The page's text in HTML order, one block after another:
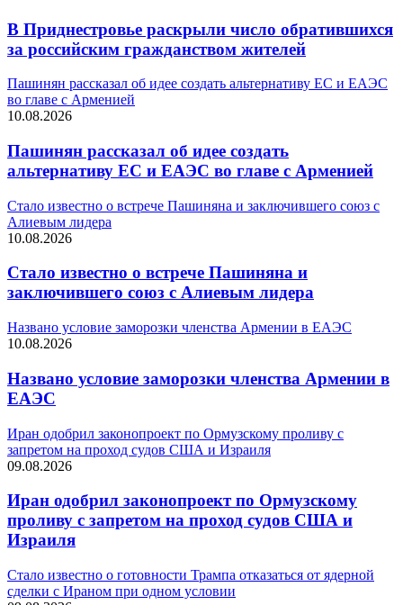
В Приднестровье раскрыли число обратившихся
за российским гражданством жителей
Пашинян рассказал об идее создать альтернативу ЕС и ЕАЭС
во главе с Арменией
10.08.2026
Пашинян рассказал об идее создать
альтернативу ЕС и ЕАЭС во главе с Арменией
Стало известно о встрече Пашиняна и заключившего союз с
Алиевым лидера
10.08.2026
Стало известно о встрече Пашиняна и
заключившего союз с Алиевым лидера
Названо условие заморозки членства Армении в ЕАЭС
10.08.2026
Названо условие заморозки членства Армении в
ЕАЭС
Иран одобрил законопроект по Ормузскому проливу с
запретом на проход судов США и Израиля
09.08.2026
Иран одобрил законопроект по Ормузскому
проливу с запретом на проход судов США и
Израиля
Стало известно о готовности Трампа отказаться от ядерной
сделки с Ираном при одном условии